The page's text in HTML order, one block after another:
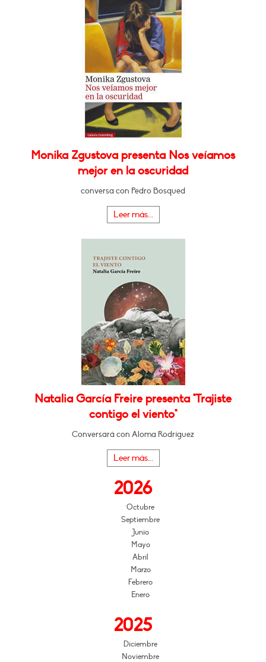
Monika Zgustova presenta Nos veíamos
mejor en la oscuridad
conversa con Pedro Bosqued
Leer más...
Natalia García Freire presenta "Trajiste
contigo el viento"
Conversará con Aloma Rodríguez
Leer más...
2026
Octubre
Septiembre
Junio
Mayo
Abril
Marzo
Febrero
Enero
2025
Diciembre
Noviembre